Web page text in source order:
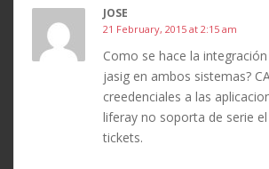
JOSE
21 February, 2015 at 2:15 am
Como se hace la integración
jasig en ambos sistemas?
creedenciales a las
liferay no soporta de serie
tickets.